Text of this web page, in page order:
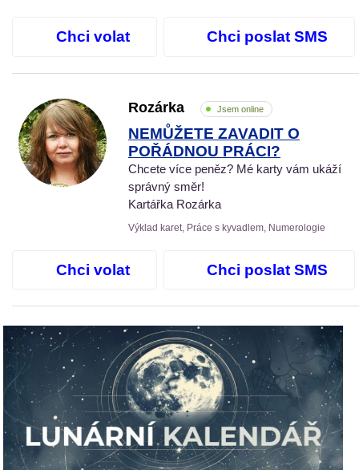
Chci volat Chci poslat SMS
Rozárka Jsem online
NEMŮŽETE ZAVADIT O
POŘÁDNOU PRÁCI?
Chcete více peněz? Mé karty vám ukáží
správný směr!
Kartářka Rozárka
Výklad karet, Práce s kyvadlem, Numerologie
Chci volat Chci poslat SMS